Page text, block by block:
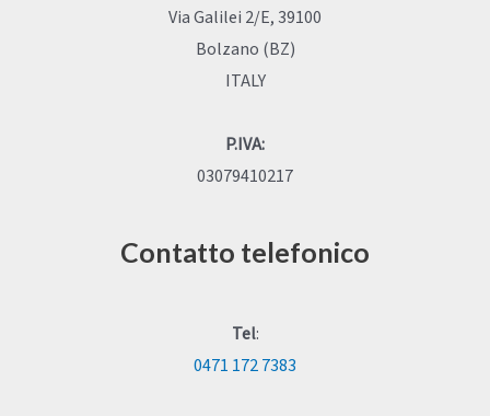
Via Galilei 2/E, 39100
Bolzano (BZ)
ITALY
P.IVA:
03079410217
Contatto telefonico
Tel:
0471 172 7383